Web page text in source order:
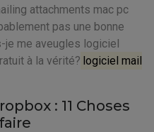
attachments mac pc
pas une bonne
je me aveugles logiciel
à la vérité? logiciel mail
: 11 Choses